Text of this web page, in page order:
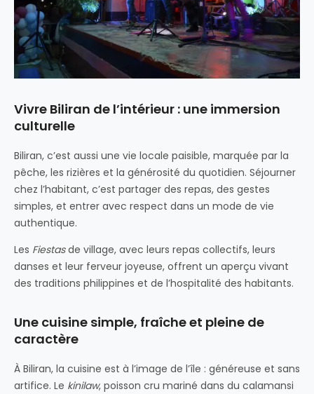
Vivre Biliran de l’intérieur : une immersion
culturelle
Biliran, c’est aussi une vie locale paisible, marquée par la
pêche, les rizières et la générosité du quotidien. Séjourner
chez l’habitant, c’est partager des repas, des gestes
simples, et entrer avec respect dans un mode de vie
authentique.
Les Fiestasde village, avec leurs repas collectifs, leurs
danses et leur ferveur joyeuse, offrent un aperçu vivant
des traditions philippines et de l’hospitalité des habitants.
Une cuisine simple, fraîche et pleine de
caractère
À Biliran, la cuisine est à l’image de l’île : généreuse et sans
artifice. Le kinilaw, poisson cru mariné dans du calamansi